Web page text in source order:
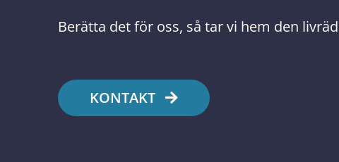
Berätta det för oss, så tar vi hem den
KONTAKT